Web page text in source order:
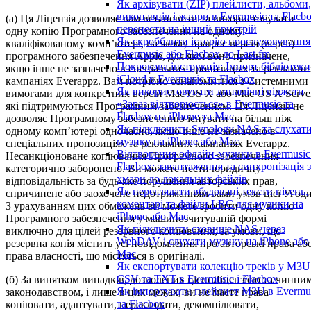
Як архівувати (ZIP) плейлисти, альбоми,
виконавців і жанри в Evermusic та
перенести на інший пристрій
Як скробблити історію прослуховування
Evermusic або Flacbox до Last.fm
Покрокова інструкція: Імпорт бібліотеки
iCloud в Evermusic та Flacbox
Як використовувати динамічні віджети
«Зараз відтворюється» в Evermusic та
Flacbox на iPhone та Mac
Як підключити Synology NAS та
музику на iPhone або Mac
Відтворення офлайн-музики в Evermusic
Flacbox: завантаження та синхронізація з
хмари до локальних файлів
Як переглядати вбудовані тексти пісень,
коментарі та файли LRC для музики на
iPhone або Mac
Як підключити сховище NAS через
WebDAV і слухати музику на iPhone або
Mac
Як експортувати колекцію треків у
CSV та TXT в Evermusic і Flacbox
Як імпортувати плейлист M3U в
та Flacbox
(а) Ця Ліцензія дозволяє вам встановити та використовувати
одну копію Програмного забезпечення на одному
кваліфікованому комп’ютері, на якому працює версія (версії)
програмного забезпечення Apple, для якої воно призначене,
якщо інше не зазначено в спеціальних пропозиціях та
кампаніях Everappz. Вам потрібно ознайомитися з Системними
вимогами для конкретних версій Mac OS X або Mac OS X
які підтримуються Програмним забезпеченням. Ця Ліцензія не
дозволяє Програмному забезпеченню існувати на більш ніж
одному комп’ютері одночасно, якщо інше не зазначено в
спеціальних пропозиціях та рекламних кампаніях Everappz.
Несанкціоноване копіювання Програмного забезпечення
категорично заборонено. Ви можете нести юридичну
відповідальність за будь-яке порушення авторських прав,
спричинене або заохочене недотриманням вами умов цієї
З урахуванням цих обмежень ви можете зробити одну копію
Програмного забезпечення у машинозчитуваній формі
виключно для цілей резервного копіювання; за умови, що
резервна копія містить усі повідомлення про авторські права
права власності, що містяться в оригіналі.
(б) За винятком випадків, дозволених цією Ліцензією та
законодавством, і лише в цих межах, ви не маєте права
копіювати, адаптувати, перекладати, декомпілювати,